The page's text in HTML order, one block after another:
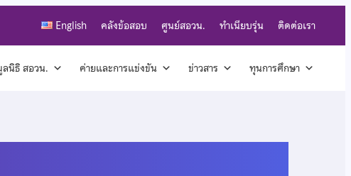
English คลังข้อสอบ ศูนย์สอวน. ทำเนียบรุ่น ติดต่อเรา
ลนิธิ สอวน. ค่ายและการแข่งขัน ข่าวสาร ทุนการศึกษา